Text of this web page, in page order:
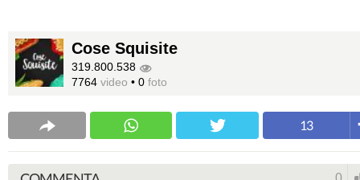
Cose Squisite
319.800.538
7764 video • 0 foto
13